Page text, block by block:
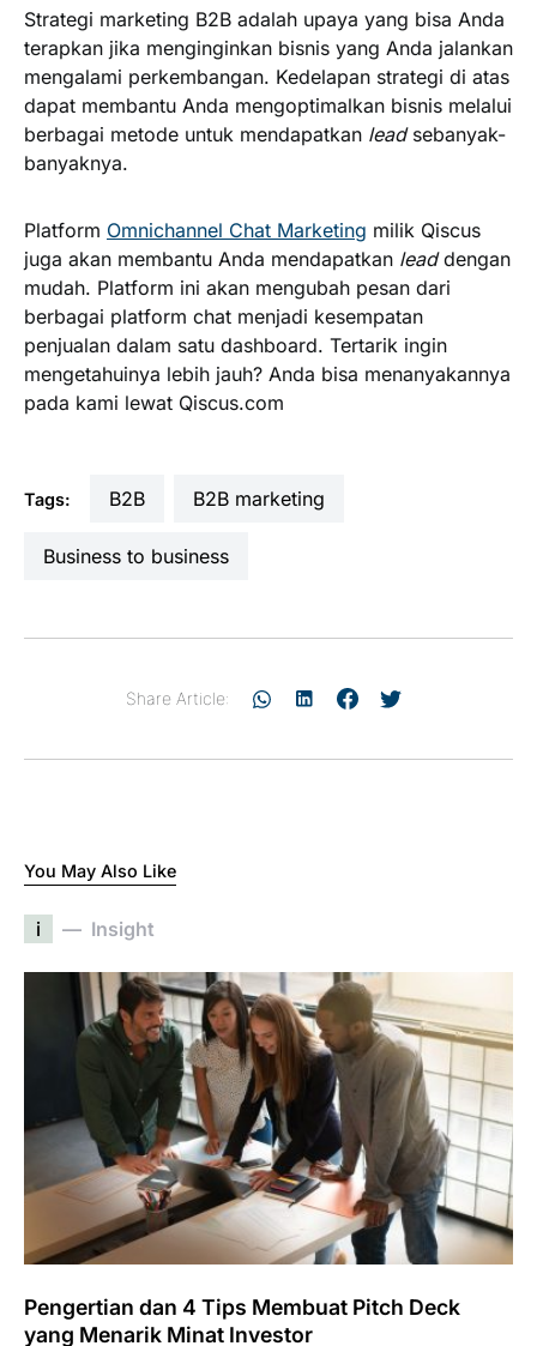
Strategi marketing B2B adalah upaya yang bisa Anda
terapkan jika menginginkan bisnis yang Anda jalankan
mengalami perkembangan. Kedelapan strategi di atas
dapat membantu Anda mengoptimalkan bisnis melalui
berbagai metode untuk mendapatkan leadsebanyak-
banyaknya.
Platform Omnichannel Chat Marketing milik Qiscus
juga akan membantu Anda mendapatkan leaddengan
mudah. Platform ini akan mengubah pesan dari
berbagai platform chat menjadi kesempatan
penjualan dalam satu dashboard. Tertarik ingin
mengetahuinya lebih jauh? Anda bisa menanyakannya
pada kami lewat Qiscus.com
Tags: B2B B2B marketing
business to business
Share Article:
You May Also Like
i Insight
Pengertian dan 4 Tips Membuat Pitch Deck
yang Menarik Minat Investor